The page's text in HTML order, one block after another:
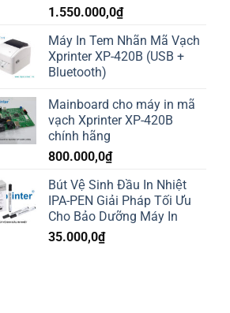
1.550.000,0₫
Máy In Tem Nhãn Mã Vạch
Xprinter XP-420B (USB +
Bluetooth)
Mainboard cho máy in mã
vạch Xprinter XP-420B
chính hãng
800.000,0₫
Bút Vệ Sinh Đầu In Nhiệt
IPA-PEN Giải Pháp Tối Ưu
Cho Bảo Dưỡng Máy In
35.000,0₫